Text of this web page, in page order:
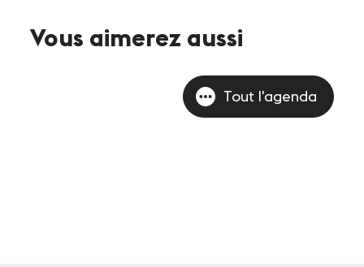
Vous aimerez aussi
Tout l'agenda